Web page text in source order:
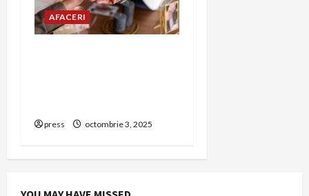
AFACERI
press octombrie 3, 2025